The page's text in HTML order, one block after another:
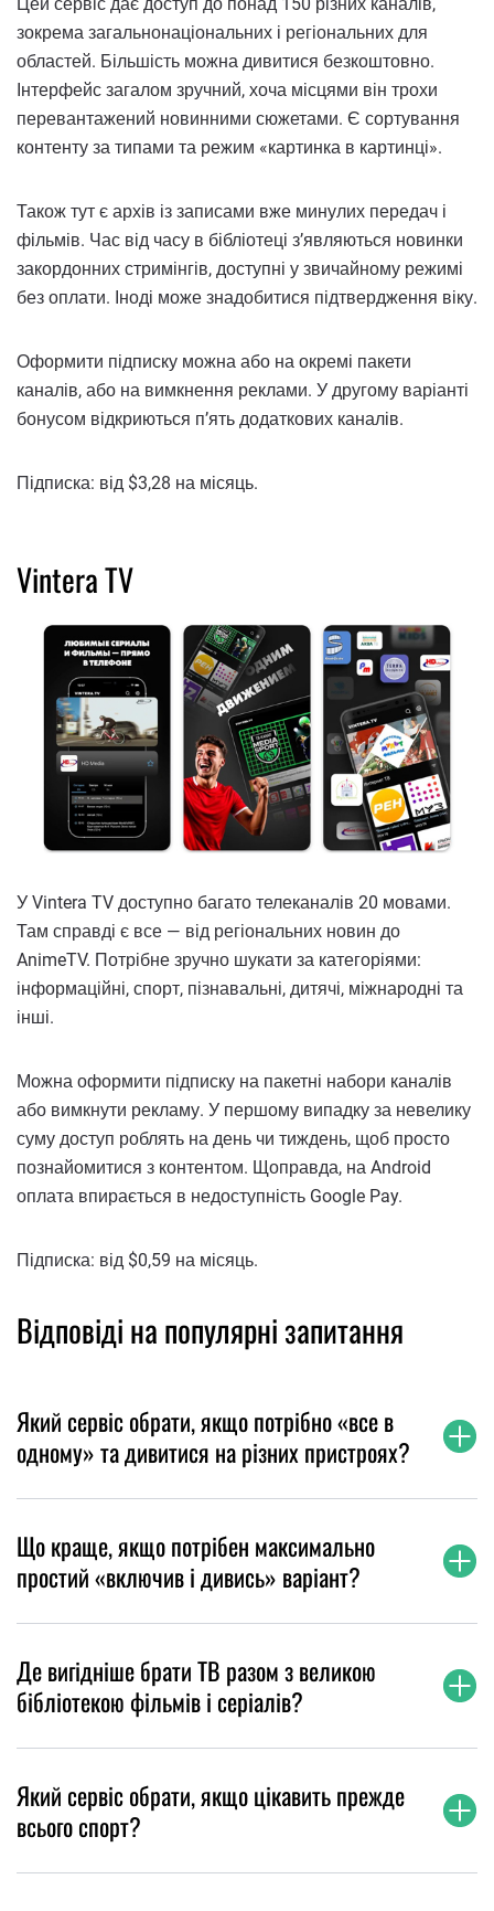
зокрема загальнонаціональних і регіональних для
областей. Більшість можна дивитися безкоштовно.
Інтерфейс загалом зручний, хоча місцями він трохи
перевантажений новинними сюжетами. Є сортування
контенту за типами та режим «картинка в картинці».
Також тут є архів із записами вже минулих передач і
фільмів. Час від часу в бібліотеці з’являються новинки
закордонних стримінгів, доступні у звичайному режимі
без оплати. Іноді може знадобитися підтвердження віку.
Оформити підписку можна або на окремі пакети
каналів, або на вимкнення реклами. У другому варіанті
бонусом відкриються п’ять додаткових каналів.
Підписка: від $3,28 на місяць.
Vintera TV
У Vintera TV доступно багато телеканалів 20 мовами.
Там справді є все — від регіональних новин до
AnimeTV. Потрібне зручно шукати за категоріями:
інформаційні, спорт, пізнавальні, дитячі, міжнародні та
інші.
Можна оформити підписку на пакетні набори каналів
або вимкнути рекламу. У першому випадку за невелику
суму доступ роблять на день чи тиждень, щоб просто
познайомитися з контентом. Щоправда, на Android
оплата впирається в недоступність Google Pay.
Підписка: від $0,59 на місяць.
Відповіді на популярні запитання
Який сервіс обрати, якщо потрібно «все в
одному» та дивитися на різних пристроях?
Що краще, якщо потрібен максимально
простий «включив і дивись» варіант?
Де вигідніше брати ТВ разом з великою
бібліотекою фільмів і серіалів?
Який сервіс обрати, якщо цікавить прежде
всього спорт?